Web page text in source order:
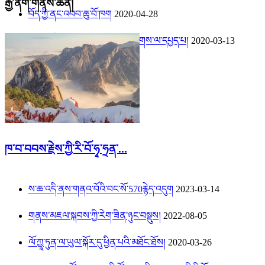
བོད་ཀྱི་ནང་འབབ་ཆུ་བོ་ཁག 2020-04-28
བཙན་པོའི་རྒྱལ་རབས་དུས་ཀྱི་ཁྲལ་རིགས་ལ་དཔྱད་པ། 2020-03-13
རྒྱ་ནག་གནས་ཆེན།
ཁ་བ་བབས་རྗེས་ཀྱི་རི་བོ་ཧྭ་ཧྲན་...
ས་ཆ་འདི་ནས་གནའ་བོའི་བང་སོ་570རྙེད་འདུག 2023-03-14
གནས་མཇལ་སྐབས་ཀྱི་རེག་ཟིན་ཉུང་བསྡུས། 2022-08-05
ལོ་ཀྱཱ་ཏུན་ལ་ཡུལ་སྐོར་དུ་ཕྱིན་པའི་མཐོང་ཐོས། 2020-03-26